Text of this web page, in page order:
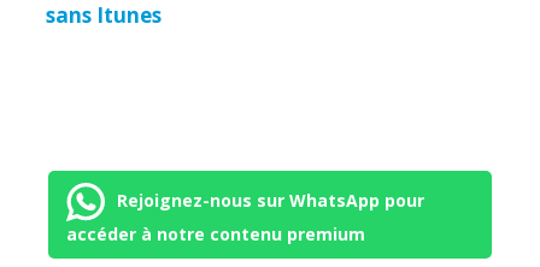
sans Itunes
Rejoignez-nous sur WhatsApp pour
accéder à notre contenu premium